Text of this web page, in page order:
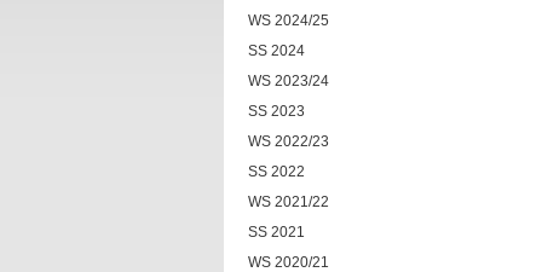
WS 2024/25
SS 2024
WS 2023/24
SS 2023
WS 2022/23
SS 2022
WS 2021/22
SS 2021
WS 2020/21